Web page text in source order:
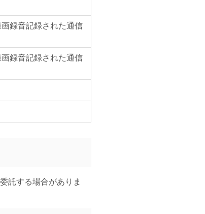
録音記録された通信
録音記録された通信
託する場合がありま